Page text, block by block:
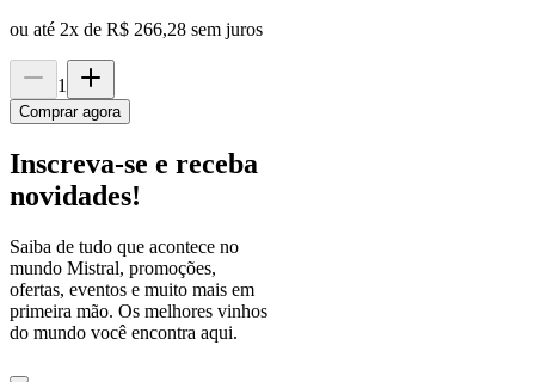
ou até 2x de R$ 266,28 sem juros
1
Comprar agora
Inscreva-se e receba
novidades!
Saiba de tudo que acontece no
mundo Mistral, promoções,
ofertas, eventos e muito mais em
primeira mão. Os melhores vinhos
do mundo você encontra aqui.